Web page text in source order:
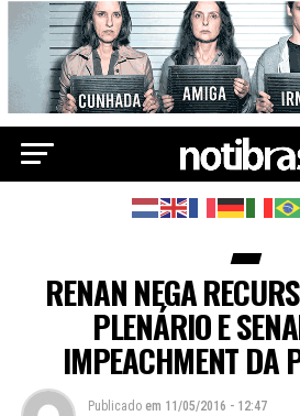
RENAN NEGA
PLENÁRIO E
IMPEACHMENT DA
Publicado em 11/05/2016 - 12:47